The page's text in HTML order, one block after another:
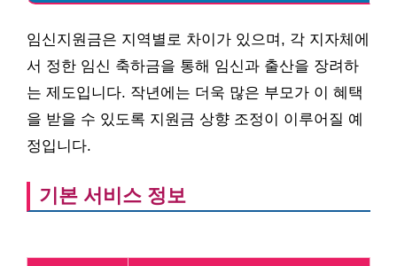
임신지원금은 지역별로 차이가 있으며, 각 지자체에
서 정한 임신 축하금을 통해 임신과 출산을 장려하
는 제도입니다. 작년에는 더욱 많은 부모가 이 혜택
을 받을 수 있도록 지원금 상향 조정이 이루어질 예
정입니다.
기본 서비스 정보